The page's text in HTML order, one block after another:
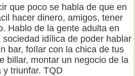
que poco se habla de que en
hacer dinero, amigos, tener
Hablo de la gente adulta en
idílica de poder hablar
bar, foIlar con la chica de tus
billar, montar un negocio de la
y triunfar. TQD